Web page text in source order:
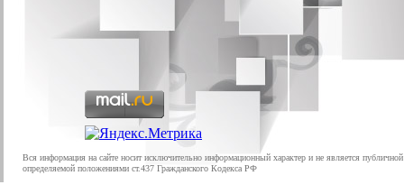
Вся информация на сайте носит исключительно информационный характер и не является
определяемой положениями ст.437 Гражданского Кодекса РФ